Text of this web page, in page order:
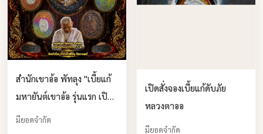
สำนักเขาอ้อ พัทลุง "เบี้ยแก้
มหายันต์เขาอ้อ รุ่นแรก เปิด
จองครับ
มียอดจำกัด
เปิดสั่งจองเบี้ยแก้ดับภัย
หลวงตาออ
มียอดจำกัด